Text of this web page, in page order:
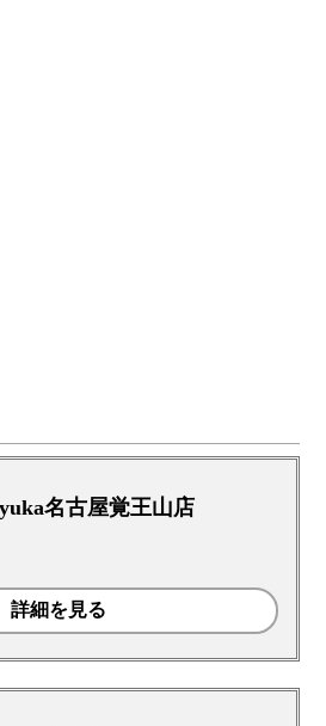
名古屋覚王山店
詳細を見る